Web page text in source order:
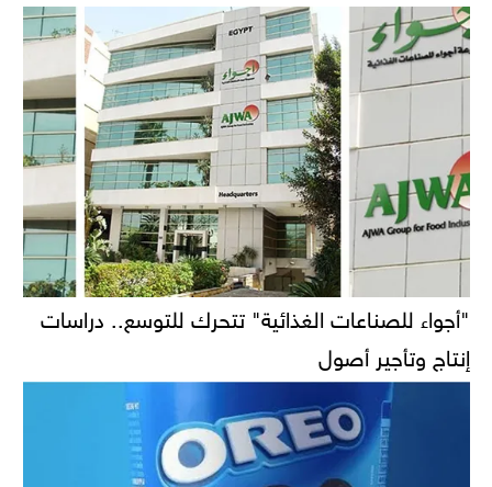
"أجواء للصناعات الغذائية" تتحرك للتوسع.. دراسات
إنتاج وتأجير أصول